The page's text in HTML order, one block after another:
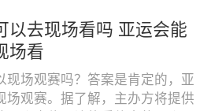
以去现场看吗 亚运会能
场看
现场观赛吗？答案是肯定的，亚
场观赛。据了解，主办方将提供